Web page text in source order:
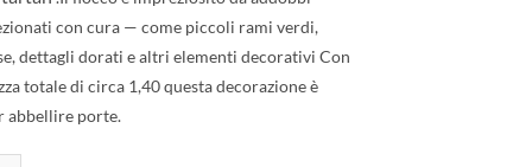
con cura — come piccoli rami verdi,
dettagli dorati e altri elementi decorativiCon
totale di circa 1,40questa decorazione è
abbellire porte.